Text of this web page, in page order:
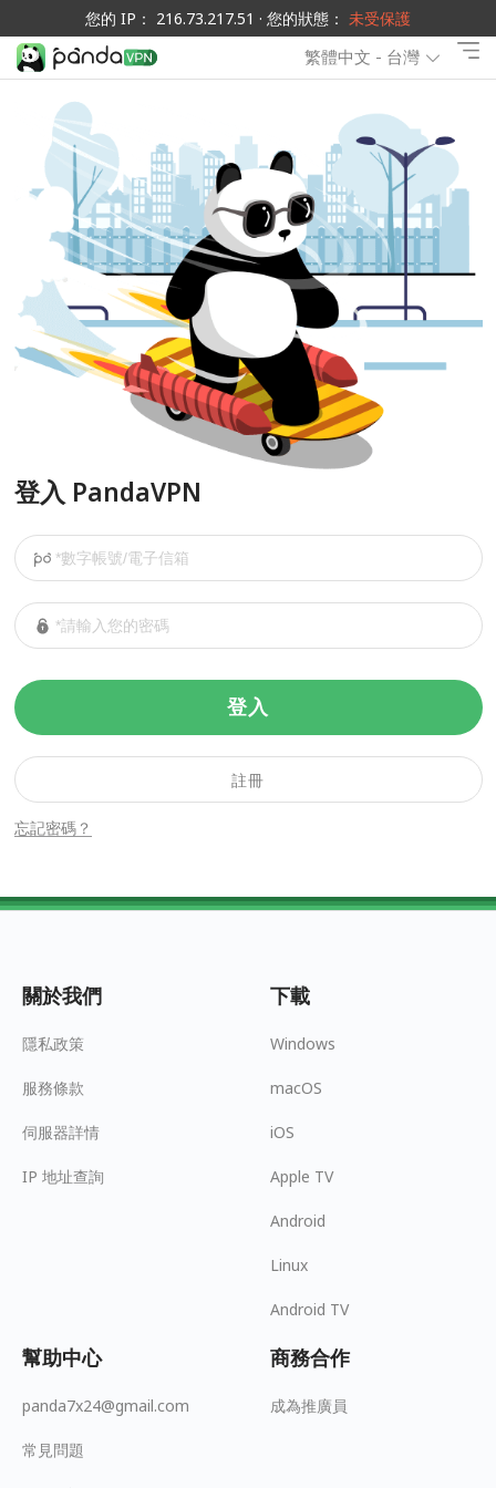
您的 IP： 216.73.217.51 · 您的狀態： 未受保護
繁體中文 - 台灣
登入 PandaVPN
登入
忘記密碼？
註冊
關於我們
隱私政策
服務條款
伺服器詳情
IP 地址查詢
下載
Windows
macOS
iOS
Apple TV
Android
Linux
Android TV
幫助中心
panda7x24@gmail.com
常見問題
商務合作
成為推廣員